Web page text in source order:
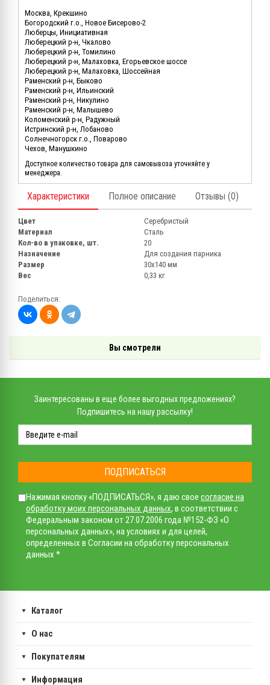
Москва, Крекшино
Богородский г.о., Новое Бисерово-2
Люберцы, Инициативная
Люберецкий р-н, Чкалово
Люберецкий р-н, Томилино
Люберецкий р-н, Малаховка, Егорьевское шоссе
Люберецкий р-н, Малаховка, Шоссейная
Раменский р-н, Быково
Раменский р-н, Ильинский
Раменский р-н, Никулино
Раменский р-н, Малышево
Коломенский р-н, Радужный
Истринский р-н, Лобаново
Солнечногорск г.о., Поварово
Чехов, Манушкино
Доступное количество товара для самовывоза уточняйте у
менеджера.
Характеристики Полное описание Отзывы (0)
Цвет
Серебристый
Материал
Сталь
Кол-во в упаковке, шт.
20
Назначение
Для создания парника
Размер
30х140 мм
Вес
0,33 кг
Поделиться:
Вы смотрели
Заинтересованы в еще более выгодных предложениях?
Подпишитесь на нашу рассылку!
ПОДПИСАТЬСЯ
Нажимая кнопку «ПОДПИСАТЬСЯ», я даю свое согласие на
обработку моих персональных данных, в соответствии с
Федеральным законом от 27.07.2006 года №152-ФЗ «О
персональных данных», на условиях и для целей,
определенных в Согласии на обработку персональных
данных *
Каталог
О нас
Покупателям
Информация